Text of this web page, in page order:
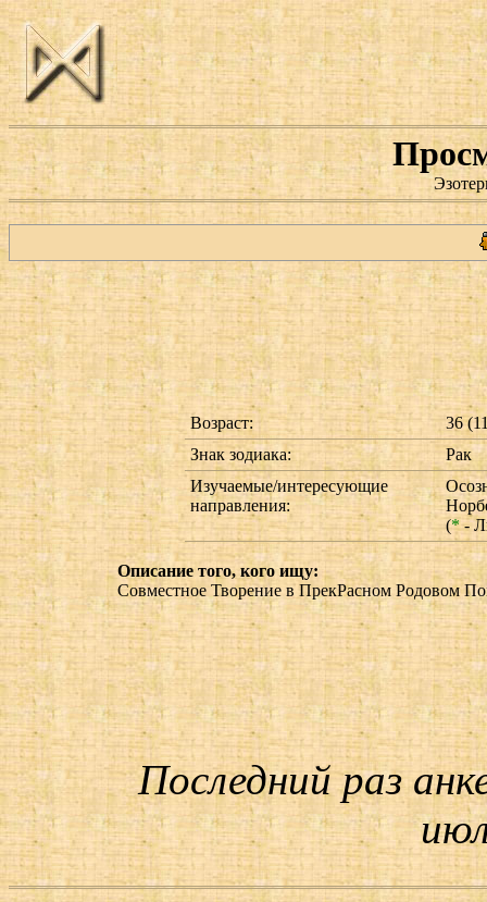
Возраст:
36
Знак зодиака:
Рак
Изучаемые/интересующие
направления:
(*-
Описание того, кого ищу:
Совместное Творение в ПрекРасном Родовом
Последний раз